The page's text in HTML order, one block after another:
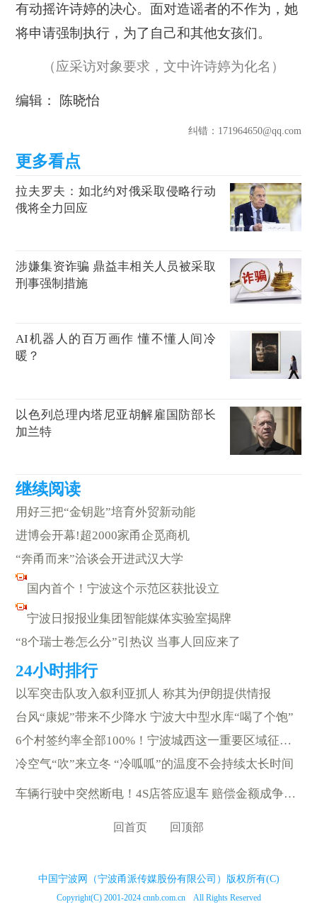
有动摇许诗婷的决心。面对造谣者的不作为，她
将申请强制执行，为了自己和其他女孩们。
（应采访对象要求，文中许诗婷为化名）
编辑： 陈晓怡
纠错：171964650@qq.com
拉夫罗夫：如北约对俄采取侵略行动
俄将全力回应
涉嫌集资诈骗 鼎益丰相关人员被采取
刑事强制措施
AI机器人的百万画作 懂不懂人间冷
暖？
以色列总理内塔尼亚胡解雇国防部长
加兰特
用好三把“金钥匙”培育外贸新动能
进博会开幕!超2000家甬企觅商机
“奔甬而来”洽谈会开进武汉大学
国内首个！宁波这个示范区获批设立
宁波日报报业集团智能媒体实验室揭牌
“8个瑞士卷怎么分”引热议 当事人回应来了
以军突击队攻入叙利亚抓人 称其为伊朗提供情报
台风“康妮”带来不少降水 宁波大中型水库“喝了个饱”
6个村签约率全部100%！宁波城西这一重要区域征收签约结束
冷空气“吹”来立冬 “冷呱呱”的温度不会持续太长时间
车辆行驶中突然断电！4S店答应退车 赔偿金额成争议焦点
回首页 回顶部
中国宁波网（宁波甬派传媒股份有限公司）版权所有(C)
Copyright(C) 2001-2024 cnnb.com.cn All Rights Reserved